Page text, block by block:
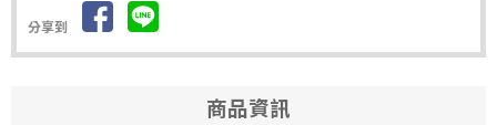
分享到
商品資訊